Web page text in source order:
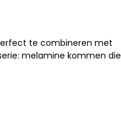
te combineren met
melamine kommen die